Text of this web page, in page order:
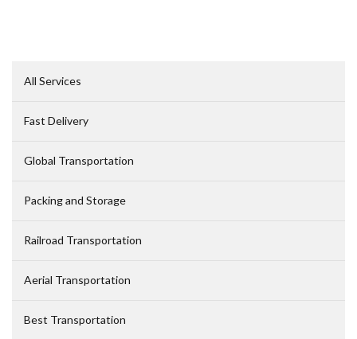
All Services
Fast Delivery
Global Transportation
Packing and Storage
Railroad Transportation
Aerial Transportation
Best Transportation